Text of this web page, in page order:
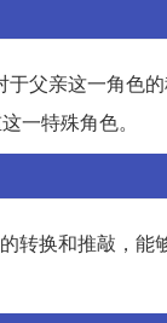
父亲这一角色的
一特殊角色。
转换和推敲，能